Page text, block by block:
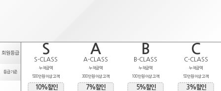
회원등급 S A B C
S-CLASS A-CLASS B-CLASS C-CLASS
등급기준
누적금액
500만원 이상 고객
누적금액
300만원 이상 고객
누적금액
100만원 이상 고객
누적금액
50만원 이상 고객
10%할인 7%할인 5%할인 3%할인